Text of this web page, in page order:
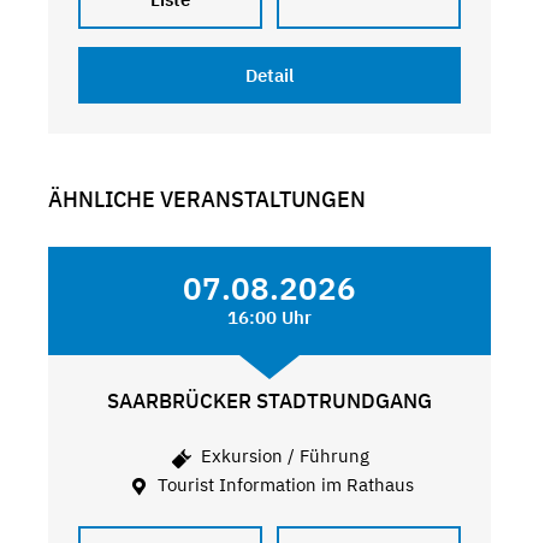
Detail
ÄHNLICHE VERANSTALTUNGEN
07.08.2026
16:00 Uhr
SAARBRÜCKER STADTRUNDGANG
Exkursion / Führung
Tourist Information im Rathaus